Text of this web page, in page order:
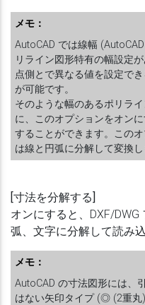
メモ：
AutoCAD では線幅
リライン図形特有の幅設定
点側とで異なる値を設定で
が可能です。
そのような幅のあるポリラ
に、このオプションをオン
することができます。この
は線と円弧に分解して変換し
[寸法を分解する]
オンにすると、DXF/
弧、文字に分解して読み込
メモ：
AutoCAD の寸法図形には、
はない矢印タイプ (◎ (2重丸